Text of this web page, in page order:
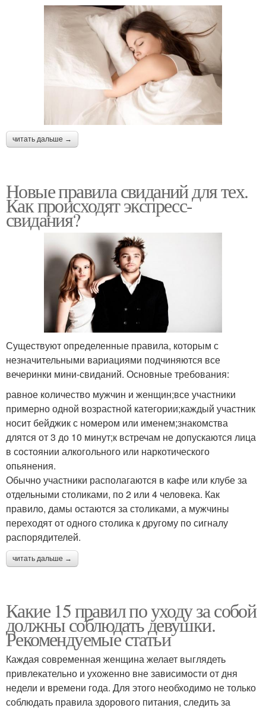
читать дальше →
Новые правила свиданий для тех.
Как происходят экспресс-
свидания?
Существуют определенные правила, которым с
незначительными вариациями подчиняются все
вечеринки мини-свиданий. Основные требования:
равное количество мужчин и женщин;все участники
примерно одной возрастной категории;каждый участник
носит бейджик с номером или именем;знакомства
длятся от 3 до 10 минут;к встречам не допускаются лица
в состоянии алкогольного или наркотического
опьянения.
Обычно участники располагаются в кафе или клубе за
отдельными столиками, по 2 или 4 человека. Как
правило, дамы остаются за столиками, а мужчины
переходят от одного столика к другому по сигналу
распорядителей.
читать дальше →
Какие 15 правил по уходу за собой
должны соблюдать девушки.
Рекомендуемые статьи
Каждая современная женщина желает выглядеть
привлекательно и ухоженно вне зависимости от дня
недели и времени года. Для этого необходимо не только
соблюдать правила здорового питания, следить за